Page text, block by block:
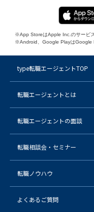
※App StoreはApple Inc.のサービス
※Android、Google PlayはGoogle
type転職エージェントTOP
転職エージェントとは
転職エージェントの面談
転職相談会・セミナー
転職ノウハウ
よくあるご質問